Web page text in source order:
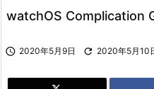
watchOS Complication
 2020年5月9日  2020年5月10